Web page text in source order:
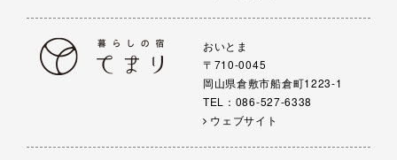
おいとま
〒710-0045
岡山県倉敷市船倉町1223-1
TEL：086-527-6338
ウェブサイト